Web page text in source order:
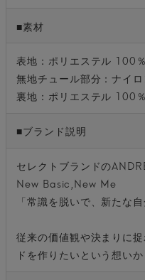
■素材
表地：ポリエステル 100％
無地チュール部分：ナイ
裏地：ポリエステル 100％
■ブランド説明
セレクトブランドの
New Basic,New Me
「常識を脱いで、新たな
従来の価値観や決まりに
ドを作りたいという想いか